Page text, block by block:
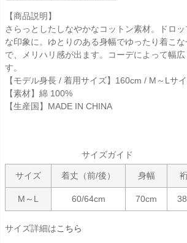
【商品説明】
さらっとしたしなやかなコットン素材。ドロ
な印象に。ゆとりのある身幅でゆったり着こ
で、メリハリ感が出ます。コーデによって幅
す。
【モデル身長 / 着用サイズ】160cm / M～Lサ
【素材】綿 100%
【生産国】MADE IN CHINA
サイズガイド
サイズ 着丈（前/後） 身幅
M～L 60/64cm 70cm
サイズ詳細はこちら